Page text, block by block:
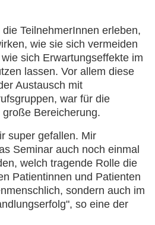
TeilnehmerInnen erleben,
wie sie sich vermeiden
sich Erwartungseffekte im
lassen. Vor allem diese
Austausch mit
war für die
Bereicherung.
super gefallen. Mir
Seminar auch noch einmal
welch tragende Rolle die
Patientinnen und Patienten
sondern auch im
so eine der